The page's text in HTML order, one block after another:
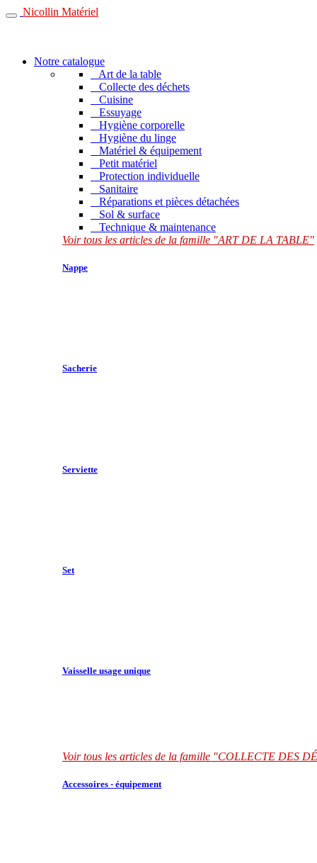
Nicollin Matériel
Notre catalogue
Art de la table
Collecte des déchets
Cuisine
Essuyage
Hygiène corporelle
Hygiène du linge
Matériel & équipement
Petit matériel
Protection individuelle
Sanitaire
Réparations et pièces détachées
Sol & surface
Technique & maintenance
Voir tous les articles de la famille "ART DE LA TABLE"
Nappe
Sacherie
Serviette
Set
Vaisselle usage unique
Voir tous les articles de la famille "COLLECTE DES
Accessoires - équipement